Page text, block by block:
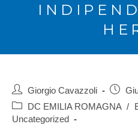
Giorgio Cavazzoli
DC EMILIA ROMAGNA /
Uncategorized